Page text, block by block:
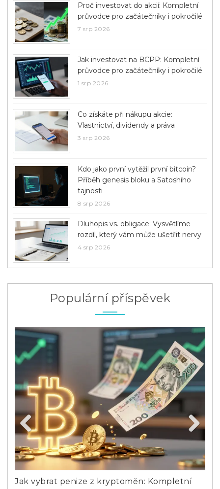
Proč investovat do akcií: Kompletní
průvodce pro začátečníky i pokročilé
7 srp 2026
Jak investovat na BCPP: Kompletní
průvodce pro začátečníky i pokročilé
1 srp 2026
Co získáte při nákupu akcie:
Vlastnictví, dividendy a práva
3 srp 2026
Kdo jako první vytěžil první bitcoin?
Příběh genesis bloku a Satoshiho
tajnosti
8 srp 2026
Dluhopis vs. obligace: Vysvětlíme
rozdíl, který vám může ušetřit nervy
4 srp 2026
Populární příspěvek
Jak vybrat penize z kryptoměn: Kompletní
Previous Next